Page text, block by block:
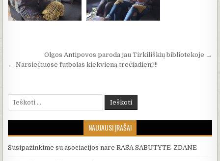
Navigacija tarp įrašų
Olgos Antipovos paroda jau Tirkiliškių bibliotekoje →
← Narsiečiuose futbolas kiekvieną trečiadienį!!!
Ieškoti:
NAUJAUSI ĮRAŠAI
Susipažinkime su asociacijos nare RASA SABUTYTE-ZDANE